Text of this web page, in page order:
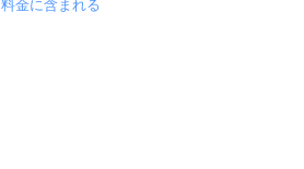
料金に含まれる